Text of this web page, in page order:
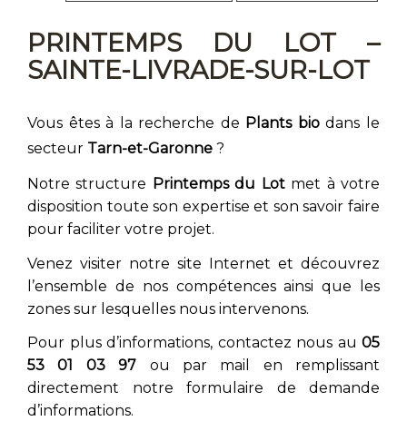
PRINTEMPS DU LOT –
SAINTE-LIVRADE-SUR-LOT
Vous êtes à la recherche de Plants biodans le
secteur Tarn-et-Garonne ?
Notre structure Printemps du Lot met à votre
disposition toute son expertise et son savoir faire
pour faciliter votre projet.
Venez visiter notre site Internet et découvrez
l’ensemble de nos compétences ainsi que les
zones sur lesquelles nous intervenons.
Pour plus d’informations, contactez nous au 05
53 01 03 97 ou par mail en remplissant
directement notre formulaire de demande
d’informations.